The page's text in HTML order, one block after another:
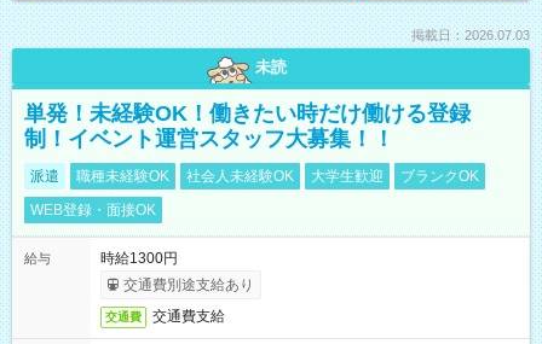
掲載日：2026.07.03
未読
単発！未経験OK！働きたい時だけ働ける登録
制！イベント運営スタッフ大募集！！
派遣 職種未経験OK 社会人未経験OK 大学生歓迎
ブランクOK
WEB登録・面接OK
給与
時給1300円
交通費別途支給あり
交通費 交通費支給